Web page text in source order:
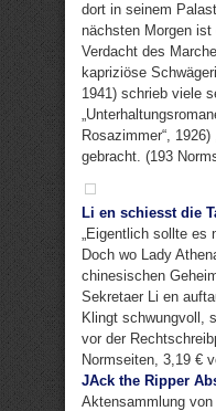
dort in seinem
nächsten Morgen
Verdacht des
kapriziöse
1941) schrieb viele
Rosazimmer“,
gebracht. (193
Li en schiesst die
„Eigentlich sollte es
Doch wo Lady
chinesischen
Sekretaer Li en
Klingt schwungvoll,
vor der
Normseiten, 3,19 €
JAck the Ripper
Aktensammlung